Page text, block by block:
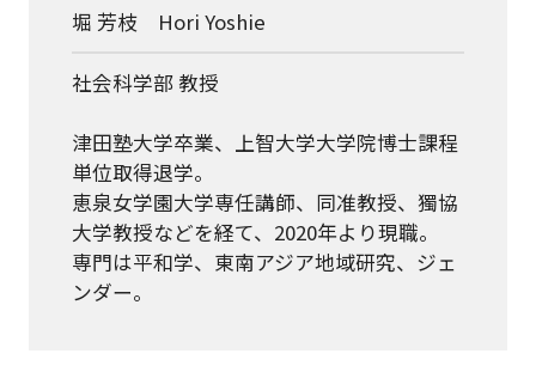
堀 芳枝 Hori Yoshie
社会科学部 教授
津田塾大学卒業、上智大学大学院博士課程
単位取得退学。
恵泉女学園大学専任講師、同准教授、獨協
大学教授などを経て、2020年より現職。
専門は平和学、東南アジア地域研究、ジェ
ンダー。